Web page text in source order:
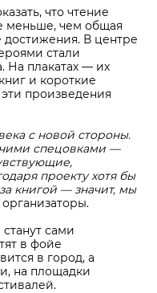
что чтение
меньше, чем общая
В центре
стали
На плакатах — их
и короткие
произведения
с новой стороны.
спецовками —
проекту хотя бы
книгой — значит, мы
сами
в фойе
в город, а
на площадки